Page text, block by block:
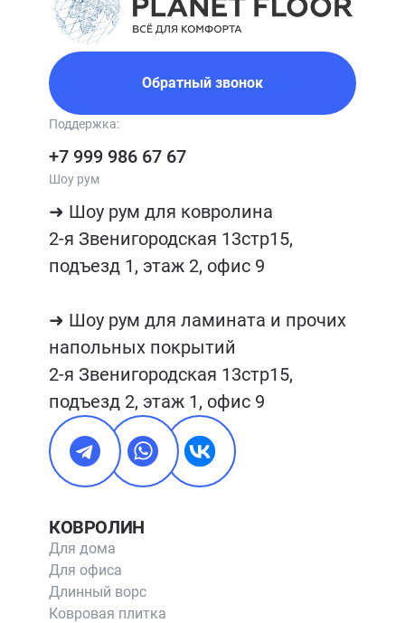
Обратный звонок
Поддержка:
+7 999 986 67 67
Шоу рум
➜ Шоу рум для ковролина
2-я Звенигородская 13стр15,
подъезд 1, этаж 2, офис 9
➜ Шоу рум для ламината и прочих
напольных покрытий
2-я Звенигородская 13стр15,
подъезд 2, этаж 1, офис 9
КОВРОЛИН
Для дома
Для офиса
Длинный ворс
Ковровая плитка